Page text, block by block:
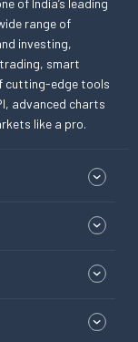
of India’s leading
range of
investing,
smart
cutting-edge tools
advanced charts
like a pro.